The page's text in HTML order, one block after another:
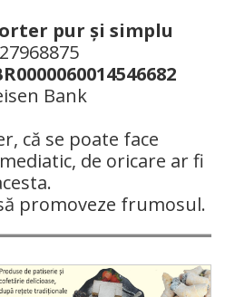
pur şi simplu
Bank
că se poate face
de oricare ar fi
promoveze frumosul.